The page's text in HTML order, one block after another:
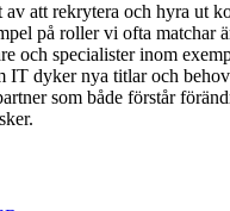
att rekrytera och hyra ut
på roller vi ofta matchar
och specialister inom
IT dyker nya titlar och
som både förstår